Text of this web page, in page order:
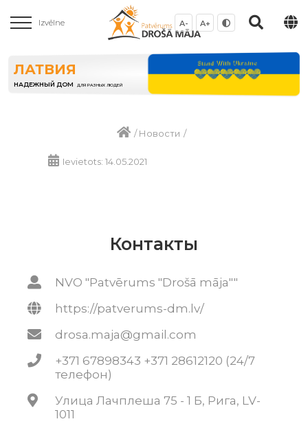
Izvēlne A- A+
ЛАТВИЯ
НАДЕЖНЫЙ ДОМ ДЛЯ РАЗНЫХ ЛЮДЕЙ
/Новости /
Ievietots: 14.05.2021
Контакты
NVO "Patvērums "Drošā māja""
https://patverums-dm.lv/
drosa.maja@gmail.com
+371 67898343 +371 28612120 (24/7
телефон)
Улица Лачплеша 75 - 1 Б, Рига, LV-
1011